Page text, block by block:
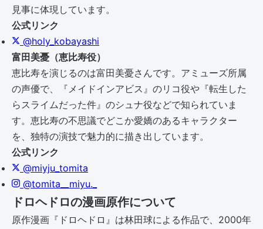
見事に体現しています。
公式リンク
@holy_kobayashi
富田美憂（恵比寿役）
恵比寿を演じるのは富田美憂さんです。アミューズ所属
の声優で、『メイドインアビス』のリコ役や『転生した
らスライムだった件』のシュナ役などで知られていま
す。恵比寿の不思議でどこか愛嬌のあるキャラクター
を、独特の演技で魅力的に描き出しています。
公式リンク
@miyju_tomita
@tomita__miyu._
ドロヘドロの漫画原作について
原作漫画『ドロヘドロ』は林田球による作品で、2000年